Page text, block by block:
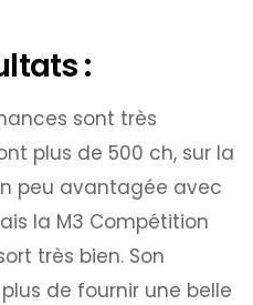
:
sont très
plus de 500 ch, sur la
peu avantagée avec
la M3 Compétition
très bien. Son
de fournir une belle